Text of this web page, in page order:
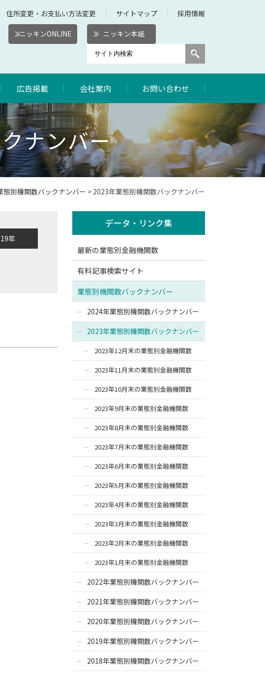
住所変更・お支払い方法変更 サイトマップ 採用情報
ニッキンONLINE ニッキン本紙
広告掲載 会社案内 お問い合わせ
ナンバー
態別機関数バックナンバー > 2023年業態別機関数バックナンバー
年
データ・リンク集
最新の業態別金融機関数
有料記事検索サイト
業態別機関数バックナンバー
2024年業態別機関数バックナンバー
2023年業態別機関数バックナンバー
2023年12月末の業態別金融機関数
2023年11月末の業態別金融機関数
2023年10月末の業態別金融機関数
2023年9月末の業態別金融機関数
2023年8月末の業態別金融機関数
2023年7月末の業態別金融機関数
2023年6月末の業態別金融機関数
2023年5月末の業態別金融機関数
2023年4月末の業態別金融機関数
2023年3月末の業態別金融機関数
2023年2月末の業態別金融機関数
2023年1月末の業態別金融機関数
2022年業態別機関数バックナンバー
2021年業態別機関数バックナンバー
2020年業態別機関数バックナンバー
2019年業態別機関数バックナンバー
2018年業態別機関数バックナンバー